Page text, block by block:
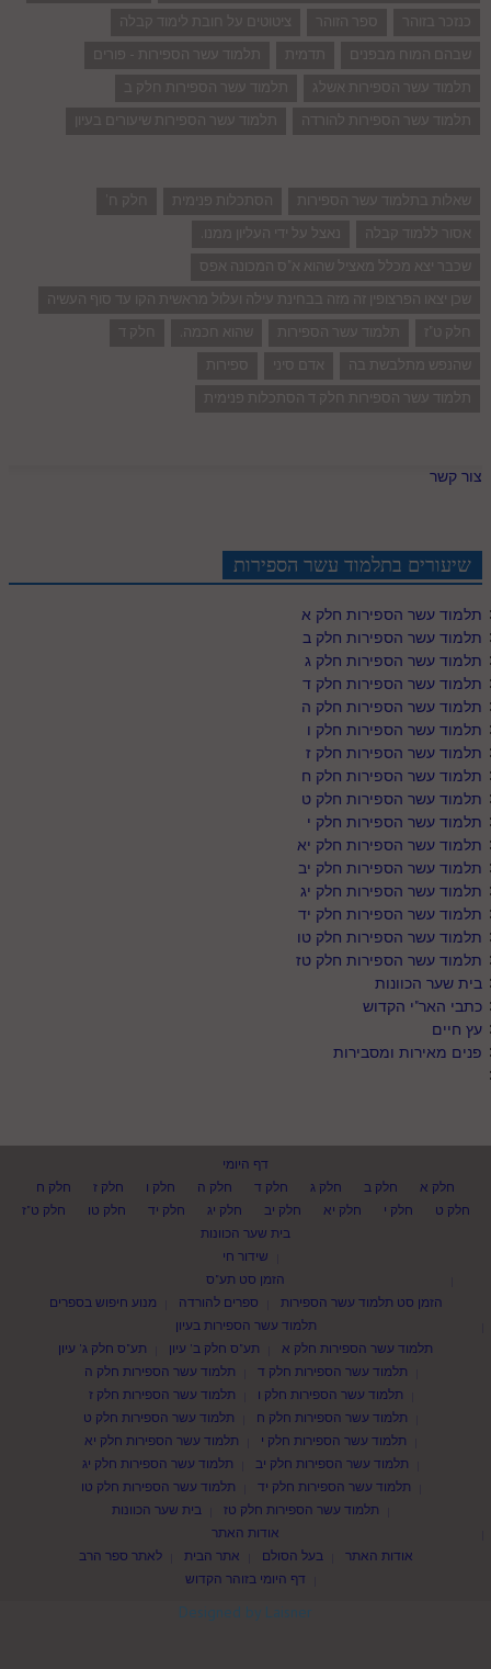
כנזכר בזוהר
ספר הזוהר
ציטוטים על חובת לימוד קבלה
שבהם המוח מבפנים
תדמית
תלמוד עשר הספירות - פורים
תלמוד עשר הספירות אשלג
תלמוד עשר הספירות חלק ב
תלמוד עשר הספירות להורדה
תלמוד עשר הספירות שיעורים בעיון
שאלות בתלמוד עשר הספירות הסתכלות פנימית
חלק ח'
אסור ללמוד קבלה
נאצל על ידי העליון ממנו.
שכבר יצא מכלל מאציל שהוא א"ס המכונה אפס
שכן יצאו הפרצופין זה מזה בבחינת עילה ועלול מראשית הקו עד סוף העשיה
חלק ט"ז
תלמוד עשר הספירות שהוא חכמה.
חלק ד
שהנפש מתלבשת בה
אדם סיני
ספירות
תלמוד עשר הספירות חלק ד הסתכלות פנימית
צור קשר
שיעורים בתלמוד עשר הספירות
תלמוד עשר הספירות חלק א
תלמוד עשר הספירות חלק ב
תלמוד עשר הספירות חלק ג
תלמוד עשר הספירות חלק ד
תלמוד עשר הספירות חלק ה
תלמוד עשר הספירות חלק ו
תלמוד עשר הספירות חלק ז
תלמוד עשר הספירות חלק ח
תלמוד עשר הספירות חלק ט
תלמוד עשר הספירות חלק י
תלמוד עשר הספירות חלק יא
תלמוד עשר הספירות חלק יב
תלמוד עשר הספירות חלק יג
תלמוד עשר הספירות חלק יד
תלמוד עשר הספירות חלק טו
תלמוד עשר הספירות חלק טז
בית שער הכוונות
כתבי האר"י הקדוש
עץ חיים
פנים מאירות ומסבירות
דף היומי
חלק א
חלק ב חלק ג חלק ד חלק ה חלק ו חלק ז
חלק ח
חלק ט
חלק י חלק יא חלק יב חלק יג חלק יד חלק טו
חלק ט"ז
בית שער הכוונות
שידור חי
הזמן סט תע"ס
הזמן סט תלמוד עשר הספירות
ספרים להורדה
מנוע חיפוש בספרים
תלמוד עשר הספירות בעיון
תלמוד עשר הספירות חלק א
תע"ס חלק ב' עיון
תע"ס חלק ג' עיון
תלמוד עשר הספירות חלק ד
תלמוד עשר הספירות חלק ה
תלמוד עשר הספירות חלק ו
תלמוד עשר הספירות חלק ז
תלמוד עשר הספירות חלק ח
תלמוד עשר הספירות חלק ט
תלמוד עשר הספירות חלק י
תלמוד עשר הספירות חלק יא
תלמוד עשר הספירות חלק יב
תלמוד עשר הספירות חלק יג
תלמוד עשר הספירות חלק יד
תלמוד עשר הספירות חלק טו
תלמוד עשר הספירות חלק טז
בית שער הכוונות
אודות האתר
אודות האתר
בעל הסולם אתר הבית
לאתר ספר הרב
דף היומי בזוהר הקדוש
Designed by Laisner